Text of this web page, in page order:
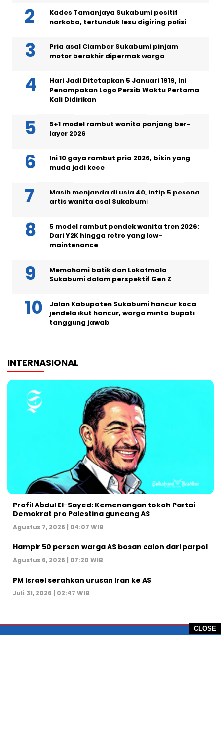
CLOSE
Kades Tamanjaya Sukabumi positif
narkoba, tertunduk lesu digiring polisi
Pria asal Ciambar Sukabumi pinjam
motor berakhir dipermak warga
Hari Jadi Ditetapkan 5 Januari 1919, Ini
Penampakan Logo Persib Waktu Pertama
Kali Didirikan
5+1 model rambut wanita panjang ber-
layer 2026
Ini 10 gaya rambut pria 2026, bikin yang
muda jadi kece
Masih menjanda di usia 40, intip 5 pesona
artis wanita asal Sukabumi
5 model rambut pendek wanita tren 2026:
Dari Y2K hingga retro yang low-
maintenance
Memahami batik dan Lokatmala
Sukabumi dalam perspektif Gen Z
Jalan Kabupaten Sukabumi hancur kaca
jendela ikut hancur, warga minta bupati
tanggung jawab
INTERNASIONAL
Profil Abdul El-Sayed: Kemenangan tokoh Partai
Demokrat pro Palestina guncang AS
Agustus 7, 2026 | 04:07 WIB
Hampir 50 persen warga AS bosan calon dari parpol
Agustus 6, 2026 | 07:20 WIB
PM Israel serahkan urusan Iran ke AS
Juli 31, 2026 | 02:47 WIB